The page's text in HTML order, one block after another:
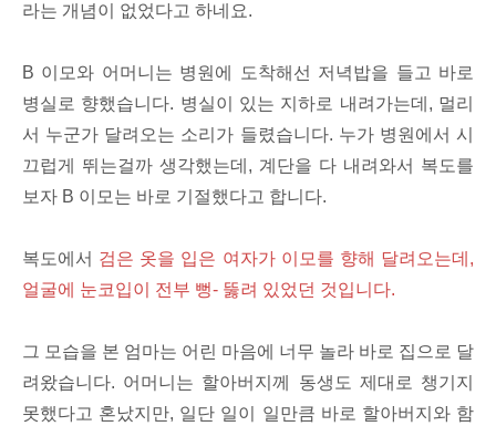
라는 개념이 없었다고 하네요.
B 이모와 어머니는 병원에 도착해선 저녁밥을 들고 바로
병실로 향했습니다. 병실이 있는 지하로 내려가는데, 멀리
서 누군가 달려오는 소리가 들렸습니다. 누가 병원에서 시
끄럽게 뛰는걸까 생각했는데, 계단을 다 내려와서 복도를
보자 B 이모는 바로 기절했다고 합니다.
복도에서 검은 옷을 입은 여자가 이모를 향해 달려오는데,
얼굴에 눈코입이 전부 뻥- 뚫려 있었던 것입니다.
그 모습을 본 엄마는 어린 마음에 너무 놀라 바로 집으로 달
려왔습니다. 어머니는 할아버지께 동생도 제대로 챙기지
못했다고 혼났지만, 일단 일이 일만큼 바로 할아버지와 함